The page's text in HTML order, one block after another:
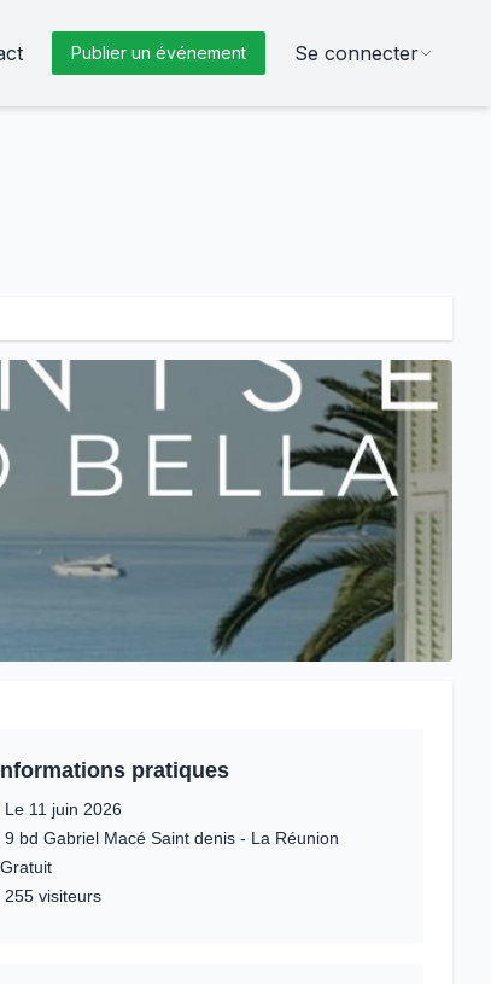
Publier un événement Se connecter
pratiques
Le 11 juin 2026
9 bd Gabriel Macé Saint denis - La Réunion
Gratuit
255 visiteurs